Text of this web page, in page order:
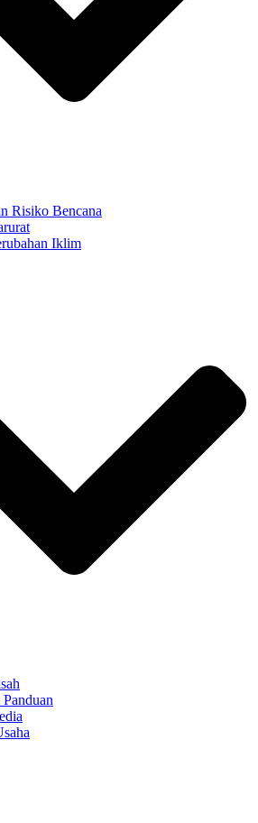
Risiko Bencana
Iklim